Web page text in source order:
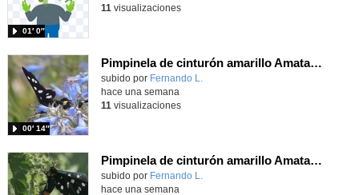
01′ 0″
11 visualizaciones
Pimpinela de cinturón amarillo Amata phegea (Linnaeus, 1758)
Contenido educativo.
subido por Fernando L.
00′ 14″
hace una semana
11 visualizaciones
Pimpinela de cinturón amarillo Amata phegea (Linnaeus, 1758)
Contenido educativo.
subido por Fernando L.
hace una semana